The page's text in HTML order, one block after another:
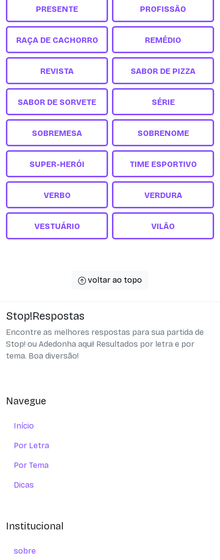
PRESENTE PROFISSÃO
RAÇA DE CACHORRO REMÉDIO
REVISTA SABOR DE PIZZA
SABOR DE SORVETE SÉRIE
SOBREMESA SOBRENOME
SUPER-HERÓI TIME ESPORTIVO
VERBO VERDURA
VESTUÁRIO VILÃO
voltar ao topo
Stop!Respostas
Encontre as melhores respostas para sua partida de
Stop! ou Adedonha aqui! Resultados por letra e por
tema. Boa diversão!
Navegue
Início
Por Letra
Por Tema
Dicas
Institucional
sobre